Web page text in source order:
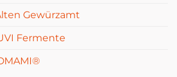
Gewürzamt
Fermente